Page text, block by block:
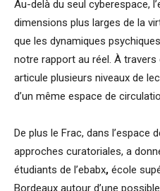
Au-delà du seul cyberespace,
dimensions plus larges de la
que les dynamiques
notre rapport au réel. À
articule plusieurs niveaux de
d’un même espace de
De plus le Frac, dans l’espace
approches curatoriales, a
étudiants de l’ebabx, école
Bordeaux autour d’une